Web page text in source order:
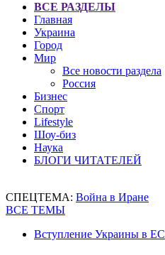
ВСЕ РАЗДЕЛЫ
Главная
Украина
Город
Мир
Все новости раздела
Россия
Бизнес
Спорт
Lifestyle
Шоу-биз
Наука
БЛОГИ ЧИТАТЕЛЕЙ
СПЕЦТЕМА: Война в Иране
ВСЕ ТЕМЫ
Вступление Украины в ЕС